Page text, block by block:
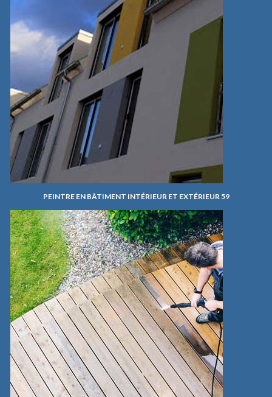
PEINTRE EN BÂTIMENT INTÉRIEUR ET EXTÉRIEUR 59